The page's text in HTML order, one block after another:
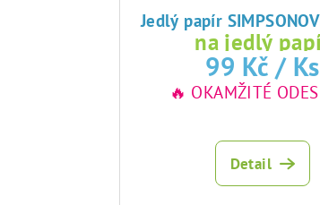
Jedlý papír
na jedlý
99 Kč / Ks
🔥 OKAMŽITÉ
Detail